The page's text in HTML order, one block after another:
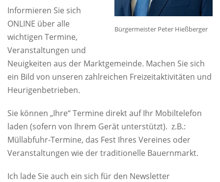
Bürgermeister Peter Hießberger
Informieren Sie sich
ONLINE über alle
wichtigen Termine,
Veranstaltungen und
Neuigkeiten aus der Marktgemeinde. Machen Sie sich
ein Bild von unseren zahlreichen Freizeitaktivitäten und
Heurigenbetrieben.
Sie können „Ihre“ Termine direkt auf Ihr Mobiltelefon
laden (sofern von Ihrem Gerät unterstützt). z.B.:
Müllabfuhr-Termine, das Fest Ihres Vereines oder
Veranstaltungen wie der traditionelle Bauernmarkt.
Ich lade Sie auch ein sich für den Newsletter